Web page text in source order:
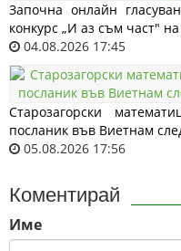
Започна онлайн
конкурс „И аз съм част"
04.08.2026 17:45
Старозагорски
посланик във Виетнам
05.08.2026 17:56
Коментирай
Име